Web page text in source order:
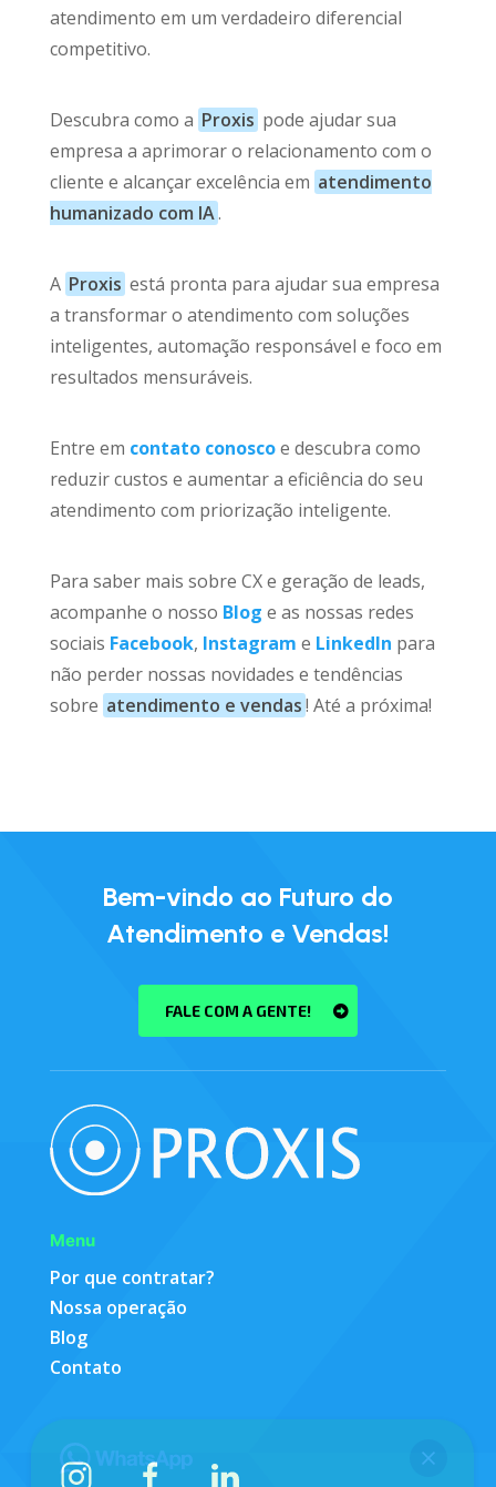
atendimento em um verdadeiro diferencial
competitivo.
Descubra como a Proxis pode ajudar sua
empresa a aprimorar o relacionamento com o
cliente e alcançar excelência em atendimento
humanizado com IA.
A Proxis está pronta para ajudar sua empresa
a transformar o atendimento com soluções
inteligentes, automação responsável e foco em
resultados mensuráveis.
Entre em contato conoscoe descubra como
reduzir custos e aumentar a eficiência do seu
atendimento com priorização inteligente.
Para saber mais sobre CX e geração de leads,
acompanhe o nosso Blog e as nossas redes
sociais Facebook, Instagram e LinkedIn para
não perder nossas novidades e tendências
sobre atendimento e vendas! Até a próxima!
Bem-vindo ao Futuro do
Atendimento e Vendas!
FALE COM A GENTE!
Menu
Por que contratar?
Nossa operação
Blog
Contato